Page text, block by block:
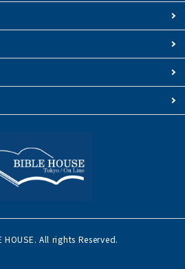
All rights Reserved.